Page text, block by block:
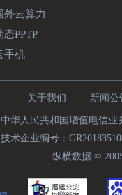
外云算力
态PPTP
手机
关于我们 新闻公
中华人民共和国增值电信
术企业编号：
纵横数据 ©